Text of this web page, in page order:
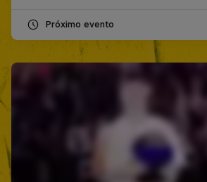
Próximo evento